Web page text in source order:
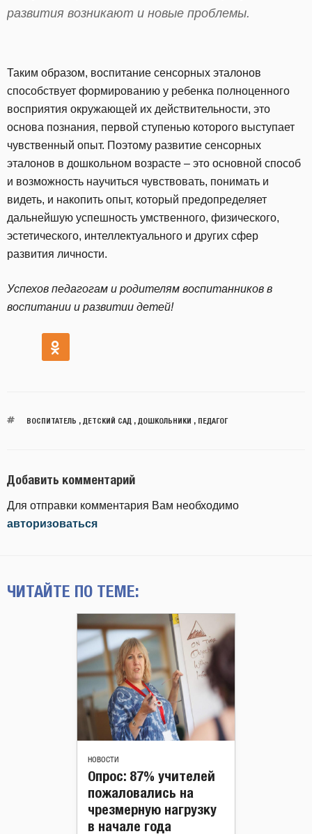
развития возникают и новые проблемы.
Таким образом, воспитание сенсорных эталонов
способствует формированию у ребенка полноценного
восприятия окружающей их действительности, это
основа познания, первой ступенью которого выступает
чувственный опыт. Поэтому развитие сенсорных
эталонов в дошкольном возрасте – это основной способ
и возможность научиться чувствовать, понимать и
видеть, и накопить опыт, который предопределяет
дальнейшую успешность умственного, физического,
эстетического, интеллектуального и других сфер
развития личности.
Успехов педагогам и родителям воспитанников в
воспитании и развитии детей!
ВОСПИТАТЕЛЬ , ДЕТСКИЙ САД , ДОШКОЛЬНИКИ , ПЕДАГОГ
Добавить комментарий
Для отправки комментария Вам необходимо
авторизоваться
ЧИТАЙТЕ ПО ТЕМЕ:
НОВОСТИ
Опрос: 87% учителей
пожаловались на
чрезмерную нагрузку
в начале года